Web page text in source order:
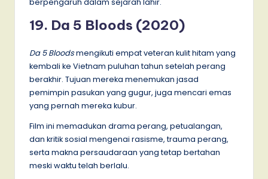
19. Da 5 Bloods (2020)
Da 5 Bloodsmengikuti empat veteran kulit hitam yang
kembali ke Vietnam puluhan tahun setelah perang
berakhir. Tujuan mereka menemukan jasad
pemimpin pasukan yang gugur, juga mencari emas
yang pernah mereka kubur.
Film ini memadukan drama perang, petualangan,
dan kritik sosial mengenai rasisme, trauma perang,
serta makna persaudaraan yang tetap bertahan
meski waktu telah berlalu.